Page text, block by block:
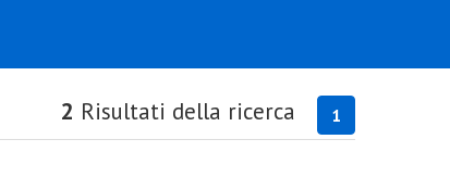
1
2 Risultati della ricerca